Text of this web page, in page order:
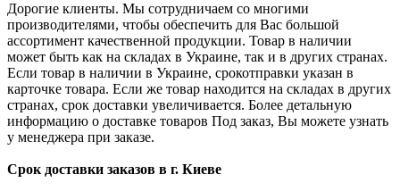
Дорогие клиенты. Мы сотрудничаем со многими
производителями, чтобы обеспечить для Вас большой
ассортимент качественной продукции. Товар в наличии
может быть как на складах в Украине, так и в других странах.
Если товар в наличии в Украине, срокотправки указан в
карточке товара. Если же товар находится на складах в других
странах, срок доставки увеличивается. Более детальную
информацию о доставке товаров Под заказ, Вы можете узнать
у менеджера при заказе.
Срок доставки заказов в г. Киеве